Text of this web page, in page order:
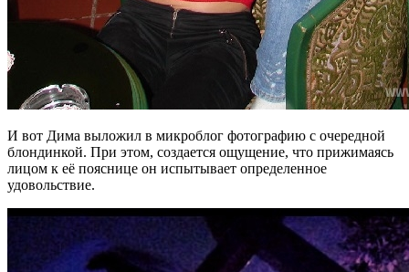
И вот Дима выложил в микроблог фотографию с очередной
блондинкой. При этом, создается ощущение, что прижимаясь
лицом к её пояснице он испытывает определенное
удовольствие.